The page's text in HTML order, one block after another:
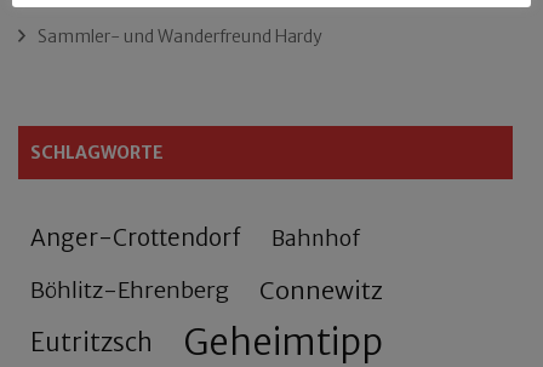
Sammler- und Wanderfreund Hardy
SCHLAGWORTE
Anger-Crottendorf Bahnhof
Böhlitz-Ehrenberg Connewitz
Eutritzsch Geheimtipp